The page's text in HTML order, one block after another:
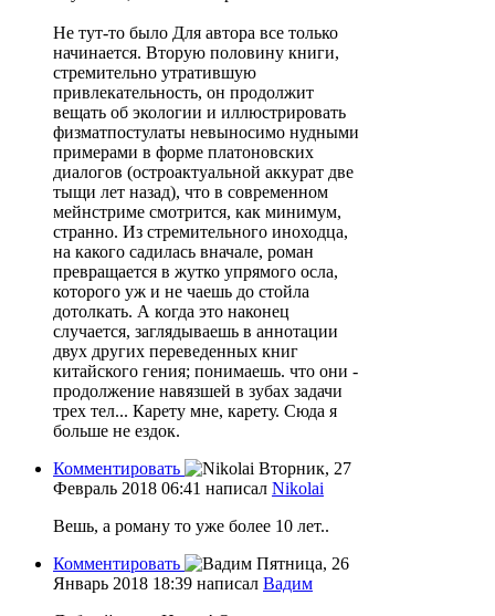
Не тут-то было Для автора все только
начинается. Вторую половину книги,
стремительно утратившую
привлекательность, он продолжит
вещать об экологии и иллюстрировать
физматпостулаты невыносимо нудными
примерами в форме платоновских
диалогов (остроактуальной аккурат две
тыщи лет назад), что в современном
мейнстриме смотрится, как минимум,
странно. Из стремительного иноходца,
на какого садилась вначале, роман
превращается в жутко упрямого осла,
которого уж и не чаешь до стойла
дотолкать. А когда это наконец
случается, заглядываешь в аннотации
двух других переведенных книг
китайского гения; понимаешь. что они -
продолжение навязшей в зубах задачи
трех тел... Карету мне, карету. Сюда я
больше не ездок.
Комментировать
Вторник, 27
Февраль 2018 06:41 написал Nikolai
Вешь, а роману то уже более 10 лет..
Комментировать
Пятница, 26
Январь 2018 18:39 написал Вадим